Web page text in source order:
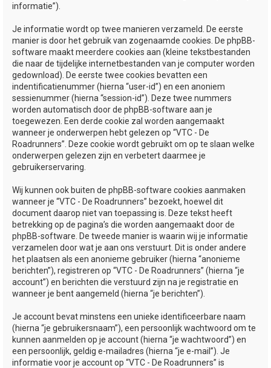
informatie”).
Je informatie wordt op twee manieren verzameld. De eerste
manier is door het gebruik van zogenaamde cookies. De phpBB-
software maakt meerdere cookies aan (kleine tekstbestanden
die naar de tijdelijke internetbestanden van je computer worden
gedownload). De eerste twee cookies bevatten een
indentificatienummer (hierna “user-id”) en een anoniem
sessienummer (hierna “session-id”). Deze twee nummers
worden automatisch door de phpBB-software aan je
toegewezen. Een derde cookie zal worden aangemaakt
wanneer je onderwerpen hebt gelezen op “VTC - De
Roadrunners”. Deze cookie wordt gebruikt om op te slaan welke
onderwerpen gelezen zijn en verbetert daarmee je
gebruikerservaring.
Wij kunnen ook buiten de phpBB-software cookies aanmaken
wanneer je “VTC - De Roadrunners” bezoekt, hoewel dit
document daarop niet van toepassing is. Deze tekst heeft
betrekking op de pagina’s die worden aangemaakt door de
phpBB-software. De tweede manier is waarin wij je informatie
verzamelen door wat je aan ons verstuurt. Dit is onder andere
het plaatsen als een anonieme gebruiker (hierna “anonieme
berichten”), registreren op “VTC - De Roadrunners” (hierna “je
account”) en berichten die verstuurd zijn na je registratie en
wanneer je bent aangemeld (hierna “je berichten”).
Je account bevat minstens een unieke identificeerbare naam
(hierna “je gebruikersnaam”), een persoonlijk wachtwoord om te
kunnen aanmelden op je account (hierna “je wachtwoord”) en
een persoonlijk, geldig e-mailadres (hierna “je e-mail”). Je
informatie voor je account op “VTC - De Roadrunners” is